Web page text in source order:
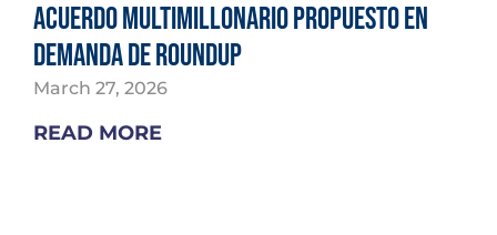
Acuerdo multimillonario propuesto en
demanda de Roundup
March 27, 2026
READ MORE